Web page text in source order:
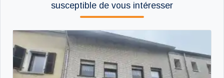
susceptible de vous intéresser